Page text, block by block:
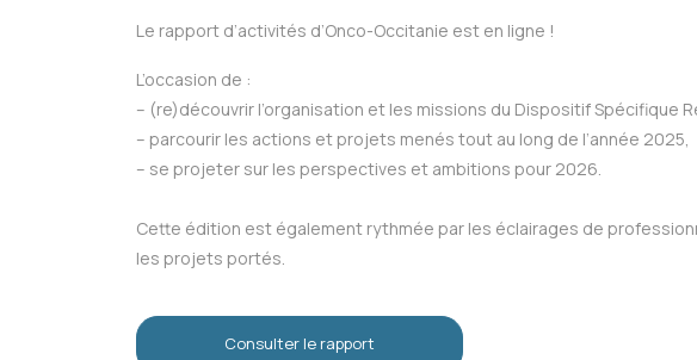
Le rapport d’activités d’Onco-Occitanie est en ligne !
L’occasion de :
– (re)découvrir l’organisation et les missions du Dispositif Spécifique
– parcourir les actions et projets menés tout au long de l’année 2025,
– se projeter sur les perspectives et ambitions pour 2026.
Cette édition est également rythmée par les éclairages de
les projets portés.
Consulter le rapport